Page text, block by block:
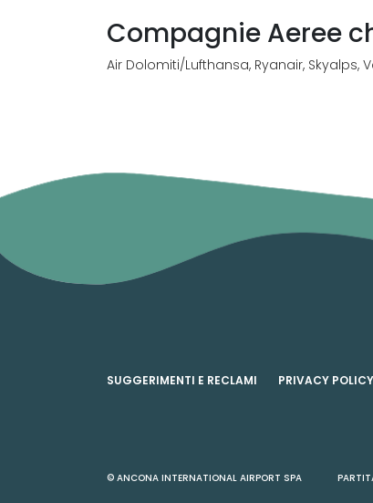
Compagnie Aeree
Air Dolomiti/Lufthansa, Ryanair, Skyalps,
SUGGERIMENTI E RECLAMI PRIVACY POLICY
© ANCONA INTERNATIONAL AIRPORT SPA